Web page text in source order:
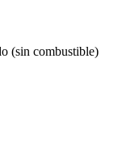
(sin combustible)